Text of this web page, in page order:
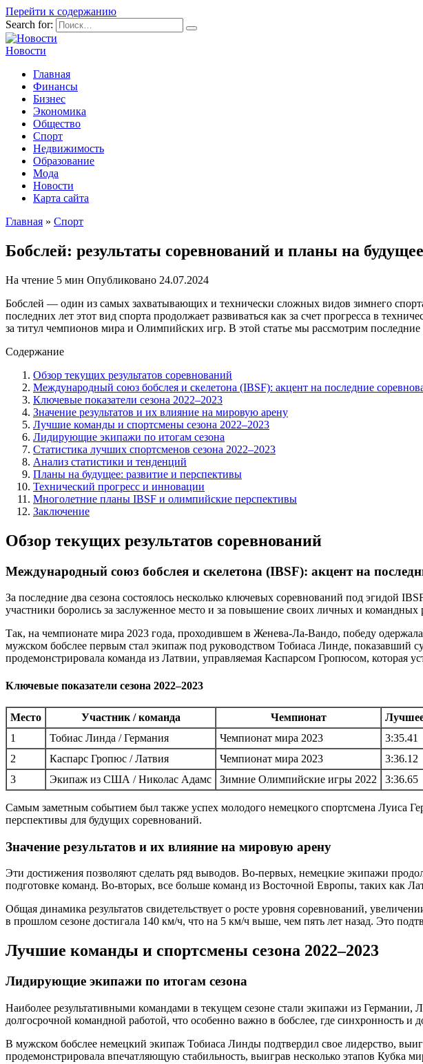
Перейти к содержанию
Search for:
Новости
Главная
Финансы
Бизнес
Экономика
Общество
Спорт
Недвижимость
Образование
Мода
Новости
Карта сайта
Главная » Спорт
Бобслей: результаты соревнований и планы на будущее
На чтение 5 мин Опубликовано 24.07.2024
Бобслей — один из самых захватывающих и технически сложных видов зимнего
последних лет этот вид спорта продолжает развиваться как за счет прогресса в
за титул чемпионов мира и Олимпийских игр. В этой статье мы рассмотрим
Содержание
Обзор текущих результатов соревнований
Международный союз бобслея и скелетона (IBSF): акцент на последние
Ключевые показатели сезона 2022–2023
Значение результатов и их влияние на мировую арену
Лучшие команды и спортсмены сезона 2022–2023
Лидирующие экипажи по итогам сезона
Статистика лучших спортсменов сезона 2022–2023
Анализ статистики и тенденций
Планы на будущее: развитие и перспективы
Технический прогресс и инновации
Многолетние планы IBSF и олимпийские перспективы
Заключение
Обзор текущих результатов соревнований
Международный союз бобслея и скелетона (IBSF): акцент на
За последние два сезона состоялось несколько ключевых соревнований под
участники боролись за заслуженное место и за повышение своих личных и командных
Так, на чемпионате мира 2023 года, проходившем в Женева-Ла-Вандо, победу
мужском бобслее первым стал экипаж под руководством Тобиаса Линде, показавший
продемонстрировала команда из Латвии, управляемая Каспарсом Гропюсом, которая
Ключевые показатели сезона 2022–2023
Место Участник / команда Чемпионат
1
Тобиас Линда / Германия Чемпионат мира 2023 3:35.41
2
Каспарс Гропюс / Латвия Чемпионат мира 2023 3:36.12
3
Экипаж из США / Николас Адамс Зимние Олимпийские игры 2022 3:36.65
Самым заметным событием был также успех молодого немецкого спортсмена Луиса
перспективы для будущих соревнований.
Значение результатов и их влияние на мировую арену
Эти достижения позволяют сделать ряд выводов. Во-первых, немецкие экипажи
подготовке команд. Во-вторых, все больше команд из Восточной Европы, таких как
Общая динамика результатов свидетельствует о росте уровня соревнований,
в прошлом сезоне достигала 140 км/ч, что на 5 км/ч выше, чем пять лет назад. Это
Лучшие команды и спортсмены сезона 2022–2023
Лидирующие экипажи по итогам сезона
Наиболее результативными командами в текущем сезоне стали экипажи из
долгосрочной командной работой, что особенно важно в бобслее, где синхронность и
В мужском бобслее немецкий экипаж Тобиаса Линды подтвердил свое лидерство,
продемонстрировала впечатляющую стабильность, выиграв несколько этапов Кубка